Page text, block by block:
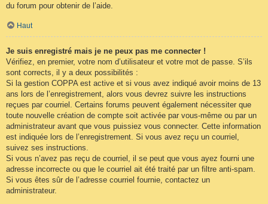
du forum pour obtenir de l’aide.
Haut
Je suis enregistré mais je ne peux pas me connecter !
Vérifiez, en premier, votre nom d’utilisateur et votre mot de passe. S’ils
sont corrects, il y a deux possibilités :
Si la gestion COPPA est active et si vous avez indiqué avoir moins de 13
ans lors de l’enregistrement, alors vous devrez suivre les instructions
reçues par courriel. Certains forums peuvent également nécessiter que
toute nouvelle création de compte soit activée par vous-même ou par un
administrateur avant que vous puissiez vous connecter. Cette information
est indiquée lors de l’enregistrement. Si vous avez reçu un courriel,
suivez ses instructions.
Si vous n’avez pas reçu de courriel, il se peut que vous ayez fourni une
adresse incorrecte ou que le courriel ait été traité par un filtre anti-spam.
Si vous êtes sûr de l’adresse courriel fournie, contactez un
administrateur.